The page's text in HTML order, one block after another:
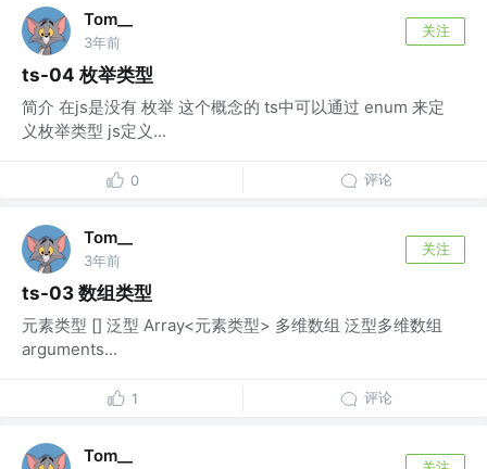
Tom__
3年前
关注
ts-04 枚举类型
简介 在js是没有 枚举 这个概念的 ts中可以通过 enum 来定
义枚举类型 js定义...
0 评论
Tom__
3年前
关注
ts-03 数组类型
元素类型 [] 泛型 Array<元素类型> 多维数组 泛型多维数组
arguments...
1 评论
Tom__